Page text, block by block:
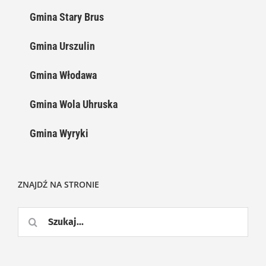
Gmina Stary Brus
Gmina Urszulin
Gmina Włodawa
Gmina Wola Uhruska
Gmina Wyryki
ZNAJDŹ NA STRONIE